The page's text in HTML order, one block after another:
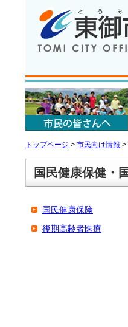
トップページ > 市民向け情報 >
国民健康保健・
国民健康保険
後期高齢者医療